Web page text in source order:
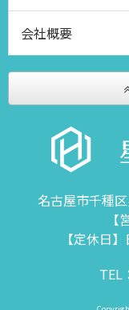
会社概要
名古屋市千種
【定休日
TEL：